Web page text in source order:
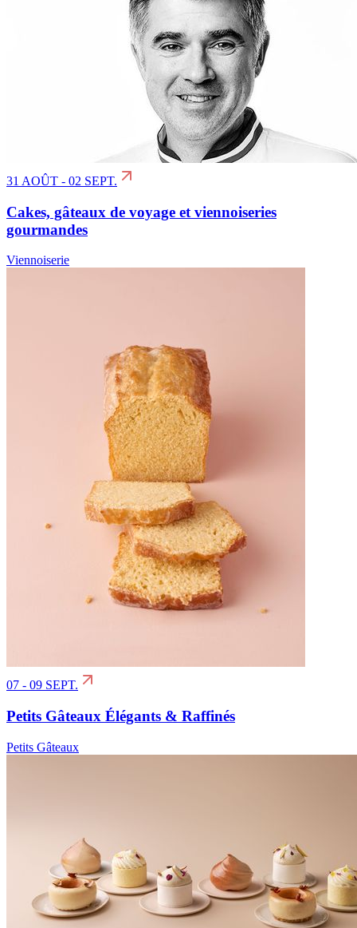
31 AOÛT - 02 SEPT.
Cakes, gâteaux de voyage et viennoiseries
gourmandes
Viennoiserie
07 - 09 SEPT.
Petits Gâteaux Élégants & Raffinés
Petits Gâteaux